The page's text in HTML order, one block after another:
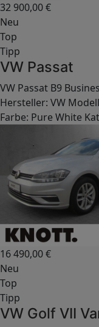
32 900,00€
Neu
Top
Tipp
VW Passat
VW Passat B9
Hersteller: VW
Farbe: Pure White
16 490,00€
Neu
Top
Tipp
VW Golf VII